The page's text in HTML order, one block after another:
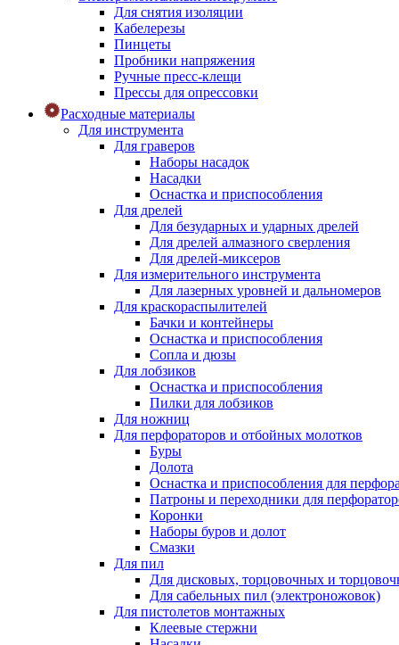
Для снятия изоляции
Кабелерезы
Пинцеты
Пробники напряжения
Ручные пресс-клещи
Прессы для опрессовки
Расходные материалы
Для инструмента
Для граверов
Наборы насадок
Насадки
Оснастка и приспособления
Для дрелей
Для безударных и ударных дрелей
Для дрелей алмазного сверления
Для дрелей-миксеров
Для измерительного инструмента
Для лазерных уровней и дальномеров
Для краскораспылителей
Бачки и контейнеры
Оснастка и приспособления
Сопла и дюзы
Для лобзиков
Оснастка и приспособления
Пилки для лобзиков
Для ножниц
Для перфораторов и отбойных молотков
Буры
Долота
Оснастка и приспособления для
Патроны и переходники для
Коронки
Наборы буров и долот
Смазки
Для пил
Для дисковых, торцовочных и
Для сабельных пил (электроножовок)
Для пистолетов монтажных
Клеевые стержни